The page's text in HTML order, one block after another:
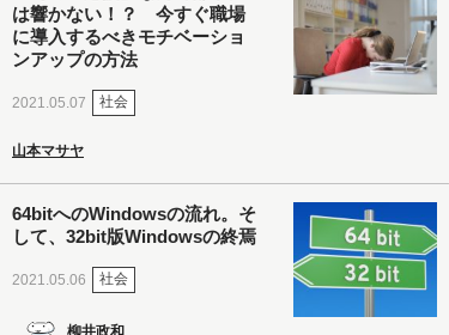
は響かない！？ 今すぐ職場
に導入するべきモチベーショ
ンアップの方法
2021.05.07 社会
山本マサヤ
64bitへのWindowsの流れ。そ
して、32bit版Windowsの終焉
2021.05.06 社会
柳井政和